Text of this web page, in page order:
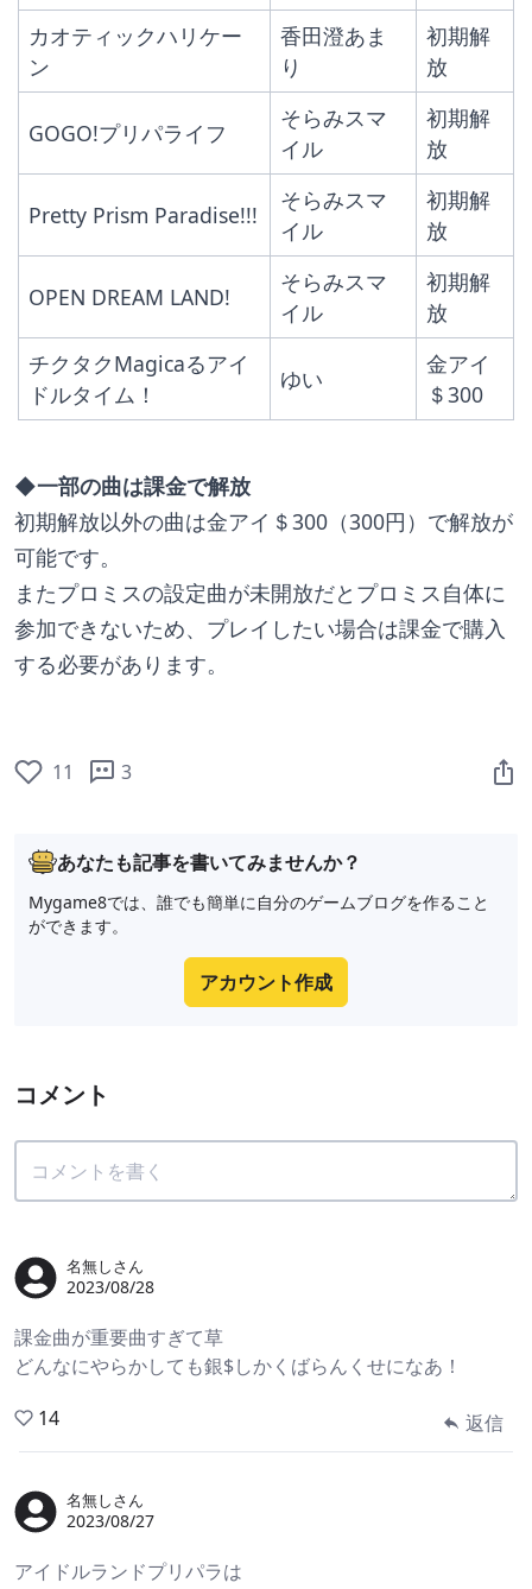
カオティックハリケー
ン
香田澄あま
り
初期解
放
GOGO!プリパライフ
そらみスマ
イル
初期解
放
Pretty Prism Paradise!!!
そらみスマ
イル
初期解
放
OPEN DREAM LAND!
そらみスマ
イル
初期解
放
チクタクMagicaるアイ
ドルタイム！
ゆい
金アイ
＄300
◆一部の曲は課金で解放
初期解放以外の曲は金アイ＄300（300円）で解放が
可能です。
またプロミスの設定曲が未開放だとプロミス自体に
参加できないため、プレイしたい場合は課金で購入
する必要があります。
11 3
あなたも記事を書いてみませんか？
Mygame8では、誰でも簡単に自分のゲームブログを作ること
ができます。
アカウント作成
コメント
名無しさん
2023/08/28
課金曲が重要曲すぎて草
どんなにやらかしても銀$しかくばらんくせになあ！
14
返信
名無しさん
2023/08/27
アイドルランドプリパラは